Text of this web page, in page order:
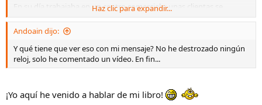
En su día trabajaba en un centro comercial y unas clientas se
pararon delante de mi puesto. Una señora, señalando un reloj
centenario, le dijo a la otra: “Mira qué feo”.
Por favor, señora… que el abuelito también tiene corazoncito. Y
además, antes de ser reloj, fue otra cosa.
Haz clic para expandir...
Andoain dijo:
Y qué tiene que ver eso con mi mensaje? No he destrozado ningún
reloj, solo he comentado un vídeo. En fin...
¡Yo aquí he venido a hablar de mi libro!